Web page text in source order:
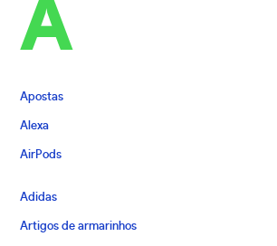
A
Apostas
Alexa
AirPods
Adidas
Artigos de armarinhos